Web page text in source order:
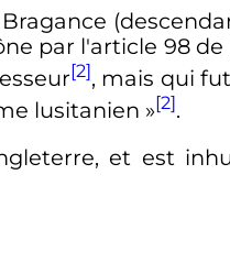
par l'article 98
[2], mais qui
lusitanien »[2].
et est